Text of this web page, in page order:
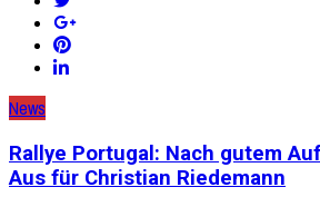
News
Rallye Portugal: Nach gutem
Aus für Christian Riedemann